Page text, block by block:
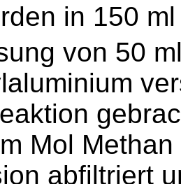
in 150
von 50
Mol
abfiltriert